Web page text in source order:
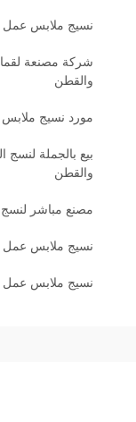
نسيج ملابس عمل
شركة مصنعة
والقطن
مورد نسيج
بيع بالجملة لنسج
والقطن
مصنع مباشر لنسج
نسيج ملابس عمل
نسيج ملابس عمل